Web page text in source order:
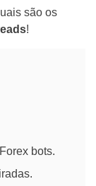
são os
!
bots.